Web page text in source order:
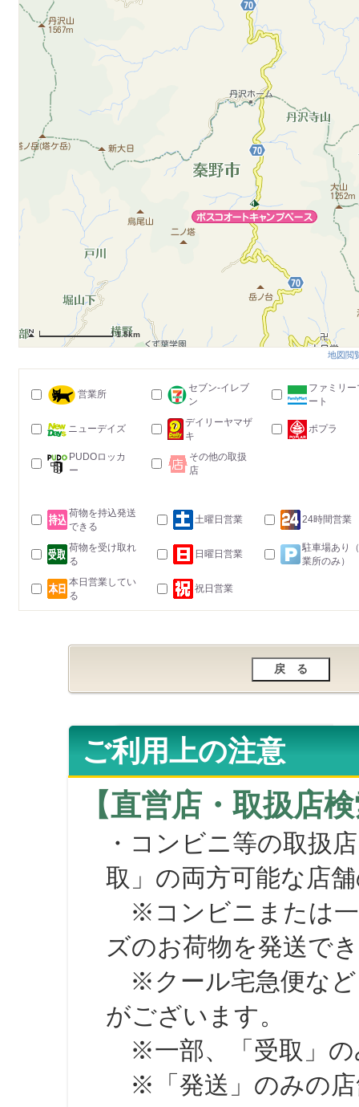
1.5km
地図閲
営業所
セブン-イレブ
ン
ファミリー
ート
ニューデイズ
デイリーヤマザ
キ
ポプラ
PUDOロッカ
ー
その他の取扱
店
荷物を持込発送
できる
土曜日営業 24時間営業
荷物を受け取れ
る
日曜日営業
駐車場あり
業所のみ）
本日営業してい
る
祝日営業
ご利用上の注意
【直営店・取扱店
・コンビニ等の取扱
取」の両方可能な店
※コンビニまたは一
ズのお荷物を発送で
※クール宅急便など
がございます。
※一部、「受取」の
※「発送」のみの店